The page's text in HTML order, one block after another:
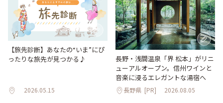
【旅先診断】あなたの“いま”にぴ
ったりな旅先が見つかる♪
2026.05.15
長野・浅間温泉「界 松本」がリニ
ューアルオープン。信州ワインと
音楽に浸るエレガントな湯宿へ
長野県 [PR] 2026.08.05